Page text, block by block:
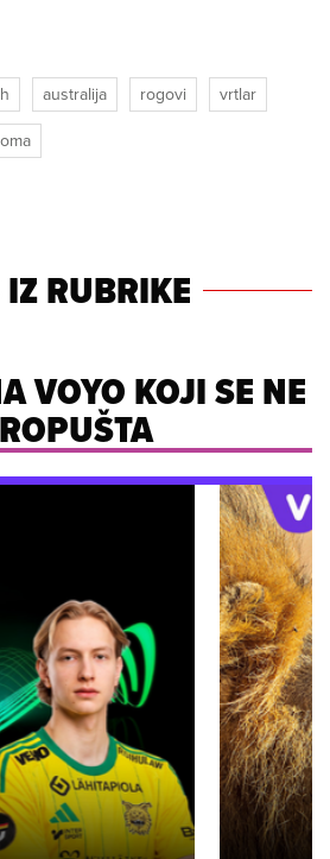
australija rogovi
vrtlar
RUBRIKE
VOYO KOJI SE NE